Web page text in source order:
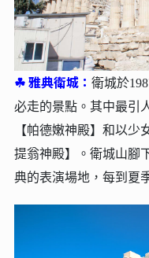
☘︎雅典衛城： 衛城於
必走的景點。其中最引
【帕德嫩神殿】和以
提翁神殿】。衛城山腳
典的表演場地，每到夏